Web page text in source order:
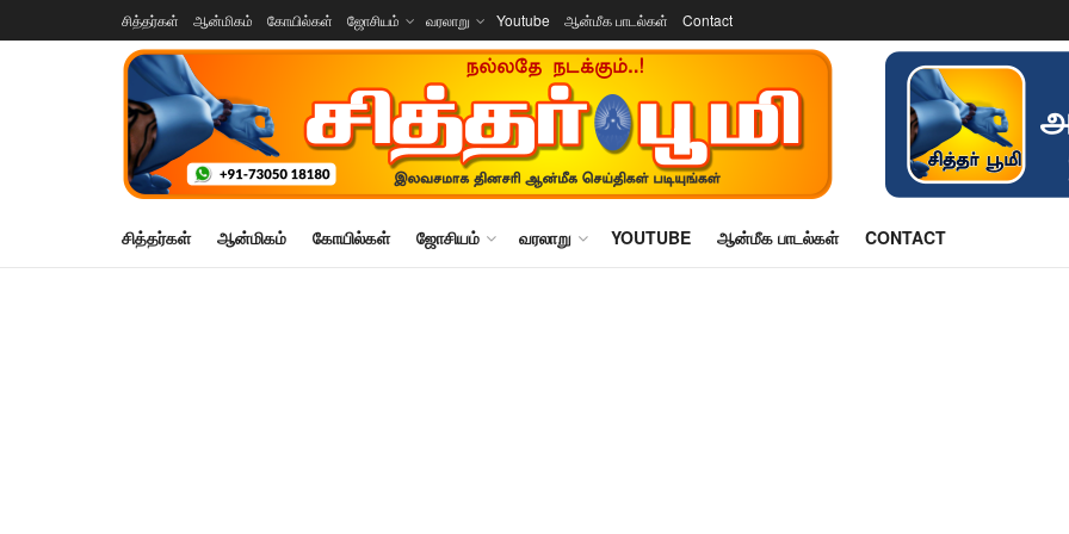
சித்தர்கள் ஆன்மிகம் கோயில்கள் ஜோசியம் வரலாறு Youtube ஆன்மீக பாடல்கள் Contact
சித்தர்கள் ஆன்மிகம் கோயில்கள் ஜோசியம் வரலாறு YOUTUBE ஆன்மீக பாடல்கள் CONTACT